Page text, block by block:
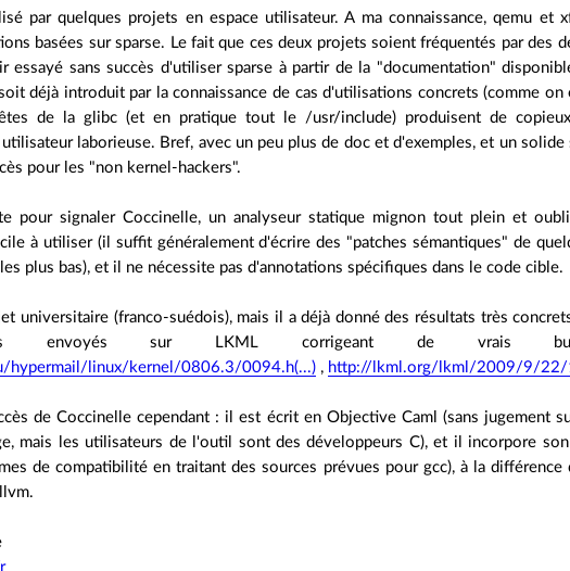
par quelques projets en espace utilisateur. A ma connaissance, qemu et
basées sur sparse. Le fait que ces deux projets soient fréquentés par des
essayé sans succès d'utiliser sparse à partir de la "documentation"
déjà introduit par la connaissance de cas d'utilisations concrets (comme on
de la glibc (et en pratique tout le /usr/include) produisent de
laborieuse. Bref, avec un peu plus de doc et d'exemples, et un
pour les "non kernel-hackers".
pour signaler Coccinelle, un analyseur statique mignon tout plein et
à utiliser (il suffit généralement d'écrire des "patches sémantiques" de
plus bas), et il ne nécessite pas d'annotations spécifiques dans le code cible.
universitaire (franco-suédois), mais il a déjà donné des résultats très
envoyés sur LKML corrigeant de vrais
hypermail/linux/kernel/0806.3/0094.h(...) , http://lkml.org/lkml/2009/9/22/
de Coccinelle cependant : il est écrit en Objective Caml (sans jugement
mais les utilisateurs de l'outil sont des développeurs C), et il incorpore
de compatibilité en traitant des sources prévues pour gcc), à la différence